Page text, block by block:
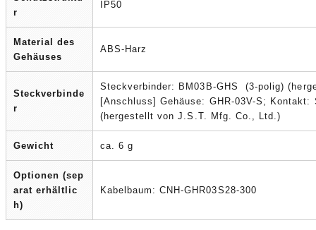
r
IP50
Material des
Gehäuses
ABS-Harz
Steckverbinde
r
Steckverbinder: BM03B-GHS (3-polig)
[Anschluss] Gehäuse: GHR-03V-S; Kontakt:
(hergestellt von J.S.T. Mfg. Co., Ltd.)
Gewicht ca. 6 g
Optionen (sep
arat erhältlic
h)
Kabelbaum: CNH-GHR03S28-300